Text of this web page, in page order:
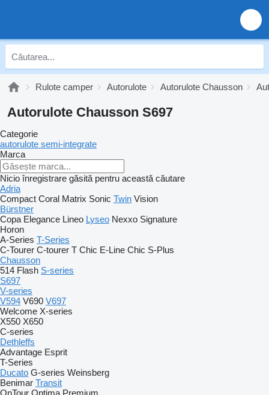
Rulote camper Autorulote Autorulote Chausson
Autorulote Chausson S697
Categorie
autorulote semi-integrate
Marca
Nicio înregistrare găsită pentru această căutare
Adria
Compact Coral Matrix Sonic Twin Vision
Bürstner
Copa Elegance Lineo Lyseo Nexxo Signature
Horon
A-Series T-Series
C-Tourer C-tourer T Chic E-Line Chic S-Plus
Chausson
514 Flash S-series
S697
V-series
V594 V690 V697
Welcome X-series
X550 X650
C-series
Dethleffs
Advantage Esprit
T-Series
Ducato G-series Weinsberg
Benimar Transit
OnTour Optima Premium